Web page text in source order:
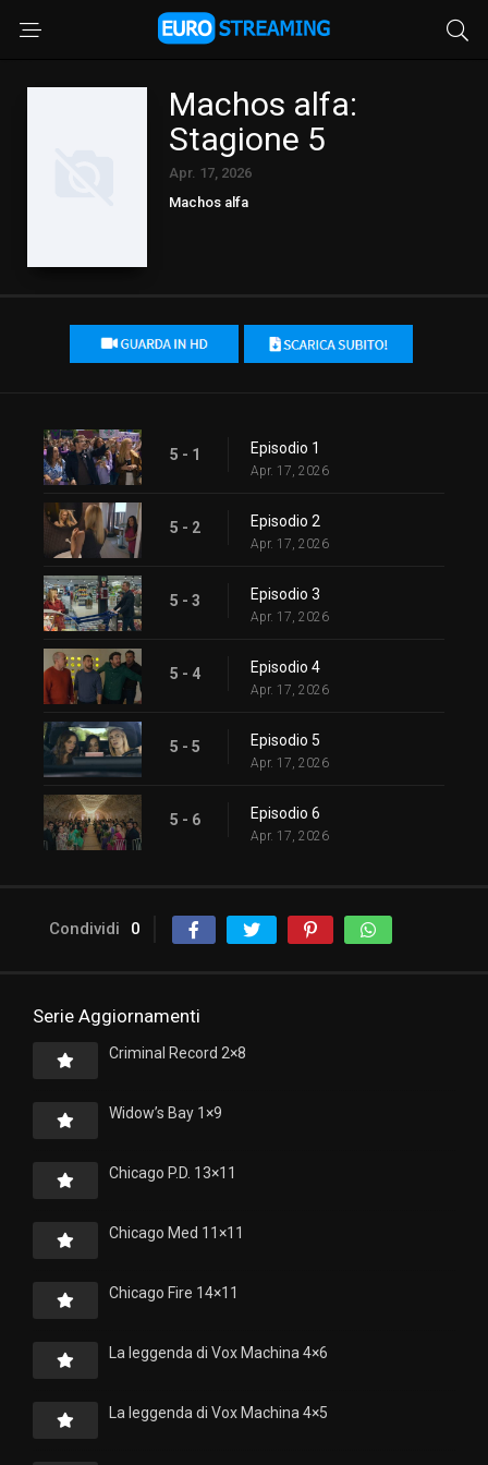
Machos alfa:
Stagione 5
Apr. 17, 2026
Machos alfa
5 - 1 Episodio 1
Apr. 17, 2026
5 - 2 Episodio 2
Apr. 17, 2026
5 - 3 Episodio 3
Apr. 17, 2026
5 - 4 Episodio 4
Apr. 17, 2026
5 - 5 Episodio 5
Apr. 17, 2026
5 - 6 Episodio 6
Apr. 17, 2026
Condividi 0
Serie Aggiornamenti
Criminal Record 2×8
Widow’s Bay 1×9
Chicago P.D. 13×11
Chicago Med 11×11
Chicago Fire 14×11
La leggenda di Vox Machina 4×6
La leggenda di Vox Machina 4×5